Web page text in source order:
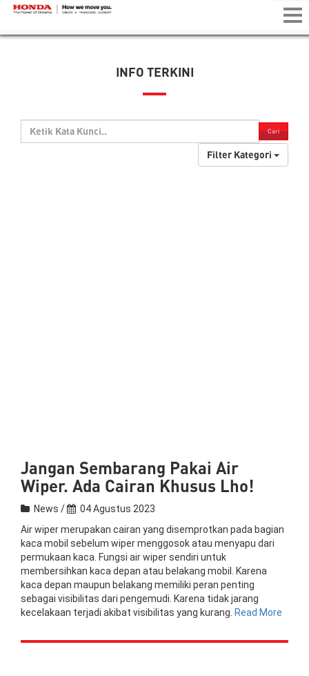
INFO TERKINI
Cari
Filter Kategori
Jangan Sembarang Pakai Air
Wiper. Ada Cairan Khusus Lho!
News /
04 Agustus 2023
Air wiper merupakan cairan yang disemprotkan pada bagian
kaca mobil sebelum wiper menggosok atau menyapu dari
permukaan kaca. Fungsi air wiper sendiri untuk
membersihkan kaca depan atau belakang mobil. Karena
kaca depan maupun belakang memiliki peran penting
sebagai visibilitas dari pengemudi. Karena tidak jarang
kecelakaan terjadi akibat visibilitas yang kurang. Read More